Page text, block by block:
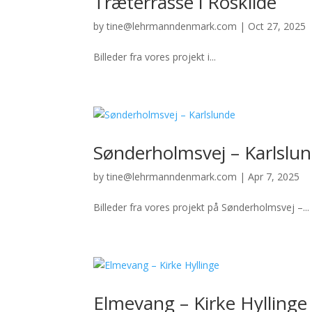
bytine@lehrmanndenmark.com | Oct 27, 2025
Billeder fra vores projekt i...
Sønderholmsvej –
bytine@lehrmanndenmark.com |Apr 7, 2025
Billeder fra vores projekt på Sønderholmsvej –...
Elmevang – Kirke Hyllinge